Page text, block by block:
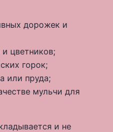
дорожек и
цветников;
горок;
или пруда;
мульчи для
и не